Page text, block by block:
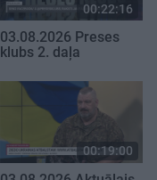
00:22:16
03.08.2026 Preses
klubs 2. daļa
00:19:00